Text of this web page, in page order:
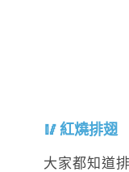
紅燒排翅
大家都知道